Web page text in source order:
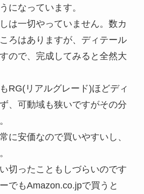
になっています。
は一切やっていません。数カ
ろはありますが、ディテール
ので、完成してみると全然大
RG(リアルグレード)ほどディ
、可動域も狭いですがその分
に安価なので買いやすいし、
切ったこともしづらいのです
でもAmazon.co.jpで買うと